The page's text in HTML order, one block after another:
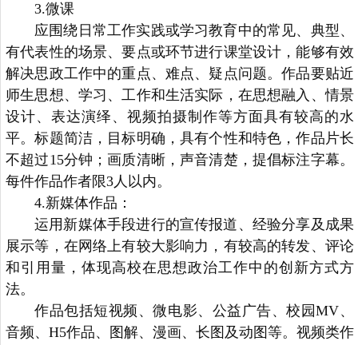
3.微课
应围绕日常工作实践或学习教育中的常见、典型、
有代表性的场景、要点或环节进行课堂设计，能够有效
解决思政工作中的重点、难点、疑点问题。作品要贴近
师生思想、学习、工作和生活实际，在思想融入、情景
设计、表达演绎、视频拍摄制作等方面具有较高的水
平。标题简洁，目标明确，具有个性和特色，作品片长
不超过15分钟；画质清晰，声音清楚，提倡标注字幕。
每件作品作者限3人以内。
4.新媒体作品：
运用新媒体手段进行的宣传报道、经验分享及成果
展示等，在网络上有较大影响力，有较高的转发、评论
和引用量，体现高校在思想政治工作中的创新方式方
法。
作品包括短视频、微电影、公益广告、校园MV、
音频、H5作品、图解、漫画、长图及动图等。视频类作